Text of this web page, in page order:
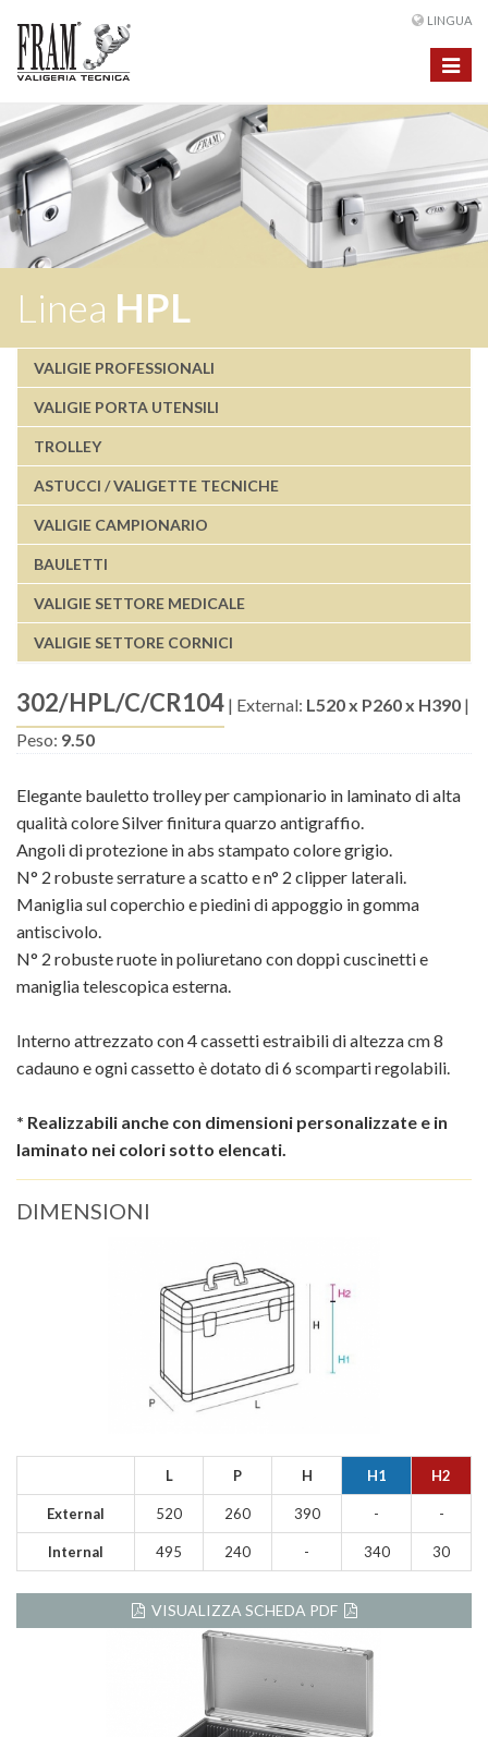
LINGUA
Toggle
Linea HPL
VALIGIE PROFESSIONALI
VALIGIE PORTA UTENSILI
TROLLEY
ASTUCCI / VALIGETTE TECNICHE
VALIGIE CAMPIONARIO
BAULETTI
VALIGIE SETTORE MEDICALE
VALIGIE SETTORE CORNICI
302/HPL/C/CR104 | External: L520 x P260 x H390 |
Peso: 9.50
Elegante bauletto trolley per campionario in laminato di alta
qualità colore Silver finitura quarzo antigraffio.
Angoli di protezione in abs stampato colore grigio.
N° 2 robuste serrature a scatto e n° 2 clipper laterali.
Maniglia sul coperchio e piedini di appoggio in gomma
antiscivolo.
N° 2 robuste ruote in poliuretano con doppi cuscinetti e
maniglia telescopica esterna.
Interno attrezzato con 4 cassetti estraibili di altezza cm 8
cadauno e ogni cassetto è dotato di 6 scomparti regolabili.
* Realizzabili anche con dimensioni personalizzate e in
laminato nei colori sotto elencati.
DIMENSIONI
L P H H1 H2
External 520 260 390 - -
Internal 495 240 - 340 30
VISUALIZZA SCHEDA PDF